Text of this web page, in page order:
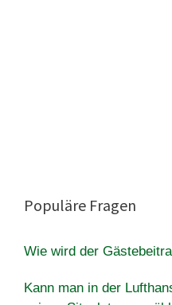
Populäre Fragen
Wie wird der
Kann man in der